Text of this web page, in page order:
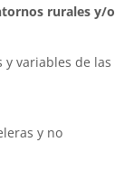
rurales y/o
y variables de las
y no